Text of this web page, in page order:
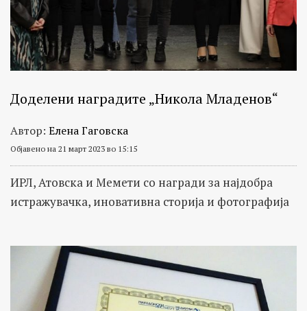
Доделени наградите „Никола Младенов“
Автор: Елена Гаговска
Објавено на 21 март 2023 во 15:15
ИРЛ, Атовска и Мемети со награди за најдобра
истражувачка, иновативна сторија и фотографија